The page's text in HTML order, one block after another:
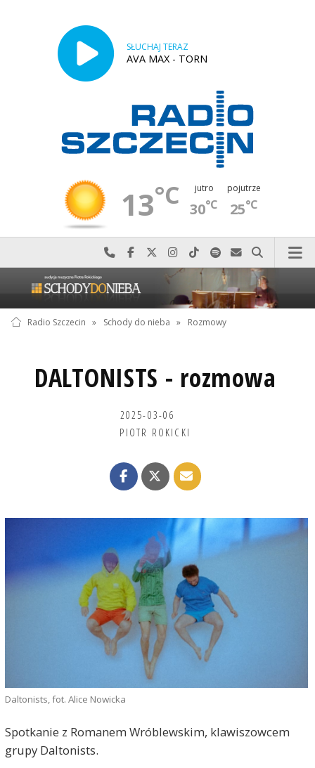
SŁUCHAJ TERAZ
AVA MAX - TORN
13°C jutro
30°C
pojutrze
25°C
Najlepiej po prostu do nas zadzwoń
Odwiedź nas na Facebook-u
Odwiedź nas na X
Odwiedź nas na Instagram-ie
Odwiedź nas na TikTok-u
Szukaj nas na Spotify
Wyślij do nas
Szukaj
Radio Szczecin » Schody do nieba » Rozmowy
DALTONISTS - rozmowa
2025-03-06
PIOTR ROKICKI
Daltonists, fot. Alice Nowicka
Spotkanie z Romanem Wróblewskim, klawiszowcem
grupy Daltonists.